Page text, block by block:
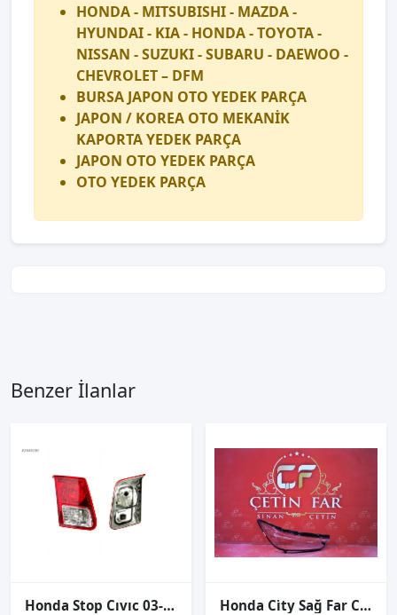
HONDA - MITSUBISHI - MAZDA -
HYUNDAI - KIA - HONDA - TOYOTA -
NISSAN - SUZUKI - SUBARU - DAEWOO -
CHEVROLET – DFM
BURSA JAPON OTO YEDEK PARÇA
JAPON / KOREA OTO MEKANİK
KAPORTA YEDEK PARÇA
JAPON OTO YEDEK PARÇA
OTO YEDEK PARÇA
Benzer İlanlar
Honda Stop Cıvıc 03-05 İç Sol Honda Ci̇ty Sağ Far Cami 2022-2024